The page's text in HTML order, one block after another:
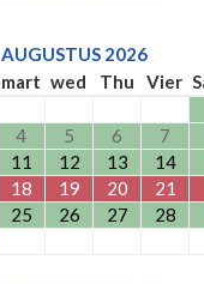
AUGUSTUS 2026
mart wed Thu Vier
4 5 6 7
11 12 13 14
18 19 20 21
25 26 27 28